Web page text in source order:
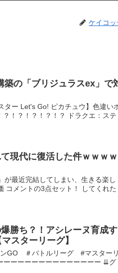
ケイコッ
築の「ブリジュラスex」で
ター Let's Go! ピカチュウ】色違い
！？！？！？！？ ドラクエ：ステ
現代に復活した件ｗｗｗｗ
最近完結してしまい、生きる楽し
コメントの3点セット！ してくれた
勝ち？！アシレーヌ育成す
スターリーグ】
ンGO ＃バトルリーグ #マスターリ
ーーーーーーーーーーーーー ⇊グ